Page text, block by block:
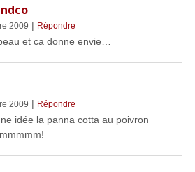
2009 | Répondre
et ca donne envie…
2009 | Répondre
idée la panna cotta au poivron